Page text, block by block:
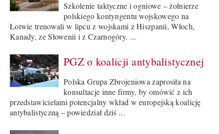
Szkolenie taktyczne i ogniowe – żołnierze
polskiego kontyngentu wojskowego na
Łotwie trenowali w lipcu z wojskami z Hiszpanii, Włoch,
Kanady, ze Słowenii i z Czarnogóry. ...
PGZ o koalicji antybalistycznej
Polska Grupa Zbrojeniowa zaprosiła na
konsultacje inne firmy, by omówić z ich
przedstawicielami potencjalny wkład w europejską koalicję
antybalistyczną – powiedział dziś ...